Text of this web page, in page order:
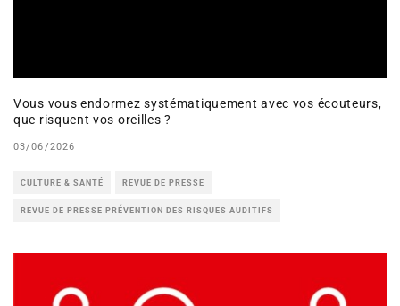
Vous vous endormez systématiquement avec vos écouteurs,
que risquent vos oreilles ?
03/06/2026
CULTURE & SANTÉ REVUE DE PRESSE
REVUE DE PRESSE PRÉVENTION DES RISQUES AUDITIFS